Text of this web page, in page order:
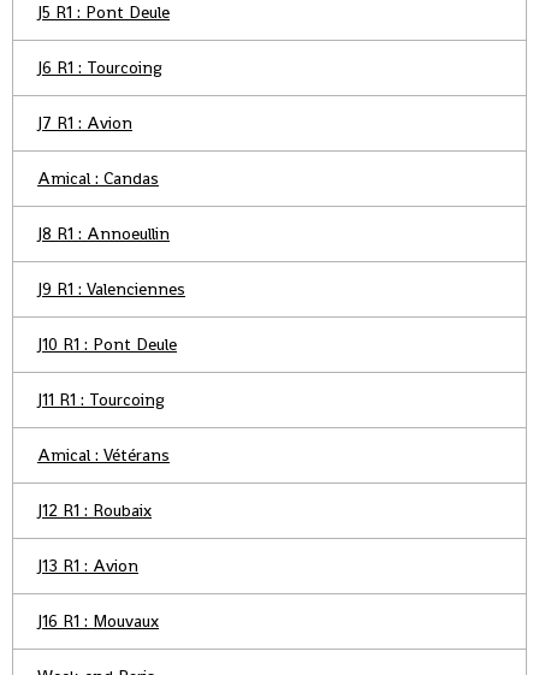
J5 R1 : Pont Deule
J6 R1 : Tourcoing
J7 R1 : Avion
Amical : Candas
J8 R1 : Annoeullin
J9 R1 : Valenciennes
J10 R1 : Pont Deule
J11 R1 : Tourcoing
Amical : Vétérans
J12 R1 : Roubaix
J13 R1 : Avion
J16 R1 : Mouvaux